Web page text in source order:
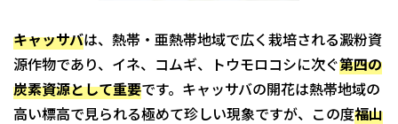
キャッサバは、熱帯・亜熱帯地域で広く栽培される澱粉資
源作物であり、イネ、コムギ、トウモロコシに次ぐ第四の
炭素資源として重要です。キャッサバの開花は熱帯地域の
高い標高で見られる極めて珍しい現象ですが、この度福山